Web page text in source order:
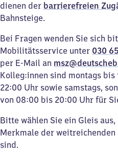
dienen der barrierefreien
Bahnsteige.
Bei Fragen wenden Sie sich
Mobilitätsservice unter 030
per E-Mail an
Kolleg:innen sind montags
22:00 Uhr sowie samstags,
von 08:00 bis 20:00 Uhr für
Bitte wählen Sie ein Gleis
Merkmale der
sind.